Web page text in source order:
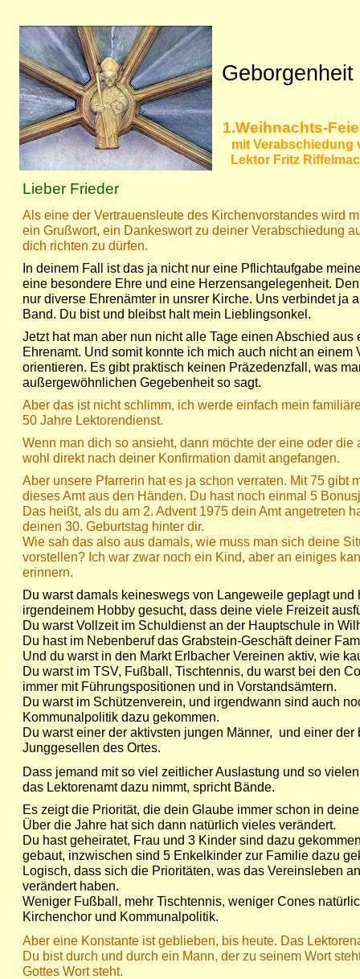
Geborgenheit
Lieber Frieder
Als eine der Vertrauensleute des Kirchenvorstandes wird
ein Grußwort, ein Dankeswort zu deiner Verabschiedung
dich richten zu dürfen.
In deinem Fall ist das ja nicht nur eine Pflichtaufgabe
eine besondere Ehre und eine Herzensangelegenheit.
nur diverse Ehrenämter in unsrer Kirche. Uns verbindet ja
Band. Du bist und bleibst halt mein Lieblingsonkel.
Jetzt hat man aber nun nicht alle Tage einen Abschied aus
Ehrenamt. Und somit konnte ich mich auch nicht an einem
orientieren. Es gibt praktisch keinen Präzedenzfall, was
außergewöhnlichen Gegebenheit so sagt.
Aber das ist nicht schlimm, ich werde einfach mein
50 Jahre Lektorendienst.
Wenn man dich so ansieht, dann möchte der eine oder die
wohl direkt nach deiner Konfirmation damit angefangen.
Aber unsere Pfarrerin hat es ja schon verraten. Mit 75 gibt
dieses Amt aus den Händen. Du hast noch einmal 5
Das heißt, als du am 2. Advent 1975 dein Amt angetreten
deinen 30. Geburtstag hinter dir.
Wie sah das also aus damals, wie muss man sich deine
vorstellen? Ich war zwar noch ein Kind, aber an einiges
erinnern.
Du warst damals keineswegs von Langeweile geplagt und
irgendeinem Hobby gesucht, dass deine viele Freizeit
Du warst Vollzeit im Schuldienst an der Hauptschule in
Du hast im Nebenberuf das Grabstein-Geschäft deiner
Und du warst in den Markt Erlbacher Vereinen aktiv, wie
Du warst im TSV, Fußball, Tischtennis, du warst bei den
immer mit Führungspositionen und in Vorstandsämtern.
Du warst im Schützenverein, und irgendwann sind auch
Kommunalpolitik dazu gekommen.
Du warst einer der aktivsten jungen Männer, und einer der
Junggesellen des Ortes.
Dass jemand mit so viel zeitlicher Auslastung und so
das Lektorenamt dazu nimmt, spricht Bände.
Es zeigt die Priorität, die dein Glaube immer schon in
Über die Jahre hat sich dann natürlich vieles verändert.
Du hast geheiratet, Frau und 3 Kinder sind dazu
gebaut, inzwischen sind 5 Enkelkinder zur Familie dazu
Logisch, dass sich die Prioritäten, was das Vereinsleben
verändert haben.
Weniger Fußball, mehr Tischtennis, weniger Cones
Kirchenchor und Kommunalpolitik.
Aber eine Konstante ist geblieben, bis heute. Das
Du bist durch und durch ein Mann, der zu seinem Wort
Gottes Wort steht.
1.Weihnachts-
mit Verabschiedung
Lektor Fritz